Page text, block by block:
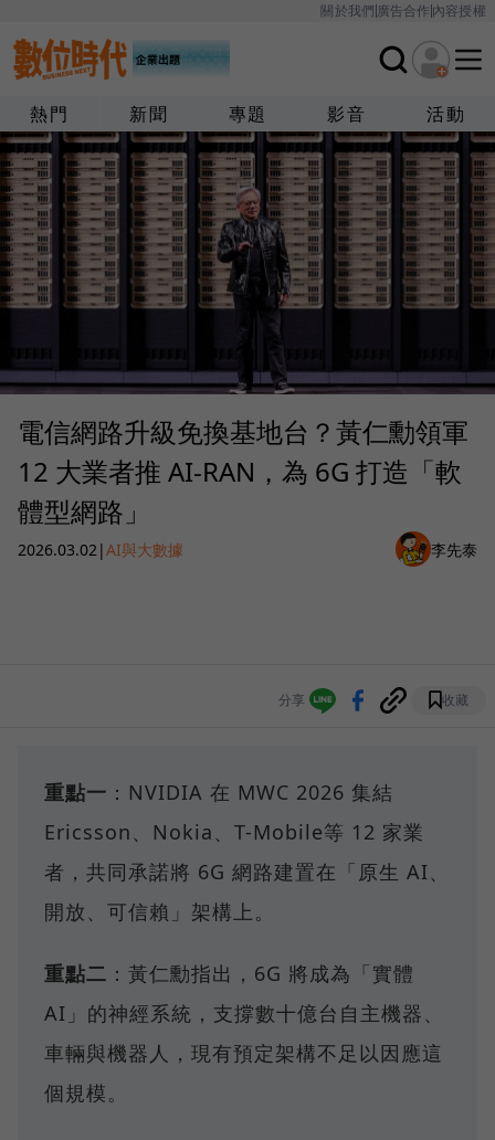
關於我們廣告合作內容授權
熱門 新聞 專題 影音 活動
電信網路升級免換基地台？黃仁勳領軍
12 大業者推 AI‑RAN，為 6G 打造「軟
體型網路」
2026.03.02 |AI與大數據 李先泰
分享 收藏
重點一 ：NVIDIA 在 MWC 2026 集結
Ericsson、Nokia、T-Mobile等 12 家業
者，共同承諾將 6G 網路建置在「原生 AI、
開放、可信賴」架構上。
重點二 ：黃仁勳指出，6G 將成為「實體
AI」的神經系統，支撐數十億台自主機器、
車輛與機器人，現有預定架構不足以因應這
個規模。